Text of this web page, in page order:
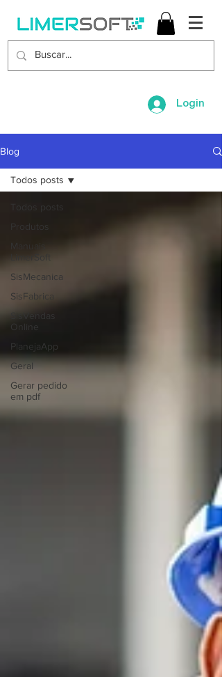
Login
Blog
Todos posts
Produtos
Manuais
SisMecanica
SisFabrica
Online
PlanejaApp
Geral
Gerar pedido
em pdf
Todos posts